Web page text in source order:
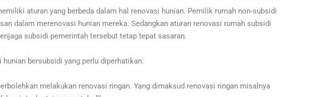
aturan yang berbeda dalam hal renovasi hunian. Pemilik rumah non-subsidi
dalam merenovasi hunian mereka. Sedangkan aturan renovasi rumah subsidi
subsidi pemerintah tersebut tetap tepat sasaran.
bersubsidi yang perlu diperhatikan:
melakukan renovasi ringan. Yang dimaksud renovasi ringan misalnya